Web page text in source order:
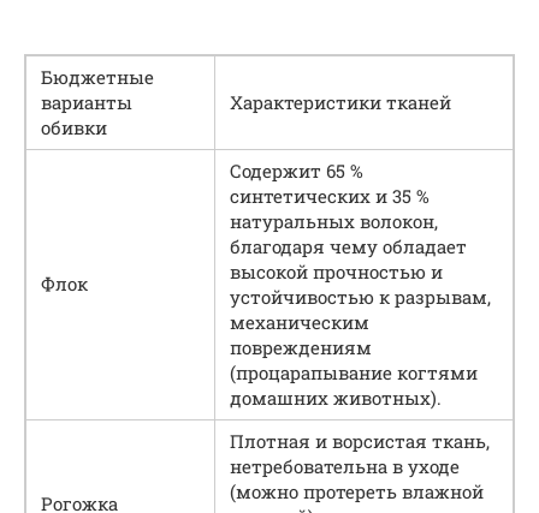
Бюджетные
варианты
обивки
Характеристики тканей
Флок
Содержит 65 %
синтетических и 35 %
натуральных волокон,
благодаря чему обладает
высокой прочностью и
устойчивостью к разрывам,
механическим
повреждениям
(процарапывание когтями
домашних животных).
Рогожка
Плотная и ворсистая ткань,
нетребовательна в уходе
(можно протереть влажной